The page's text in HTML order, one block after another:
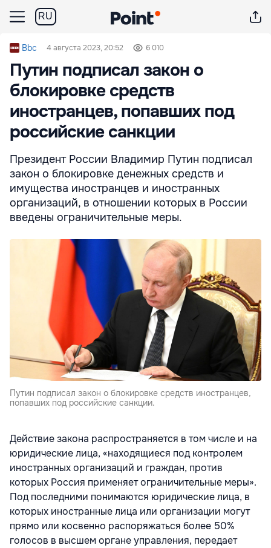
RU
Bbc 4 августа 2023, 20:52 6 010
Путин подписал закон о
блокировке средств
иностранцев, попавших под
российские санкции
Президент России Владимир Путин подписал
закон о блокировке денежных средств и
имущества иностранцев и иностранных
организаций, в отношении которых в России
введены ограничительные меры.
Путин подписал закон о блокировке средств иностранцев,
попавших под российские санкции.
Действие закона распространяется в том числе и на
юридические лица, «находящиеся под контролем
иностранных организаций и граждан, против
которых Россия применяет ограничительные меры».
Под последними понимаются юридические лица, в
которых иностранные лица или организации могут
прямо или косвенно распоряжаться более 50%
голосов в высшем органе управления, передает